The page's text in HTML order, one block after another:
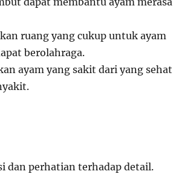
ruang yang cukup untuk ayam
berolahraga.
ayam yang sakit dari yang sehat
dan perhatian terhadap detail.